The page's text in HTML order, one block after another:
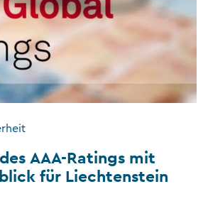
AAA-Ratings mit
für Liechtenstein